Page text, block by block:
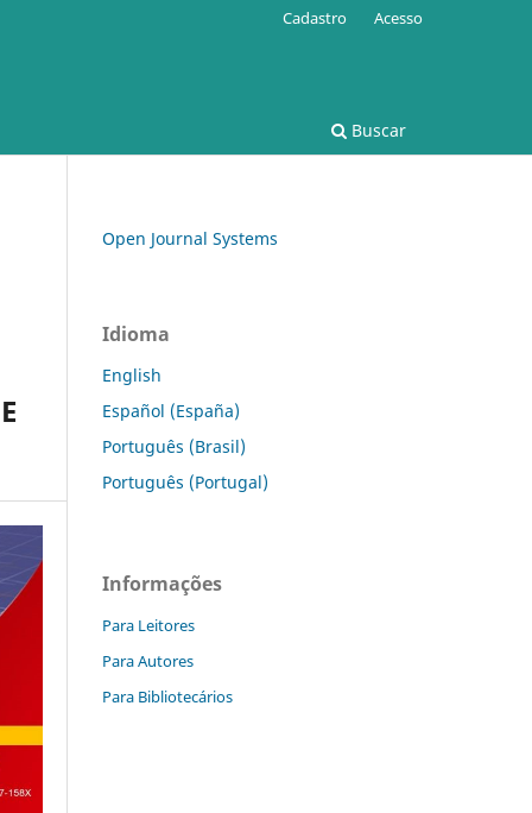
Buscar
Cadastro Acesso
Open Journal Systems
Idioma
English
Español (España)
Português (Brasil)
Português (Portugal)
Informações
Para Leitores
Para Autores
Para Bibliotecários